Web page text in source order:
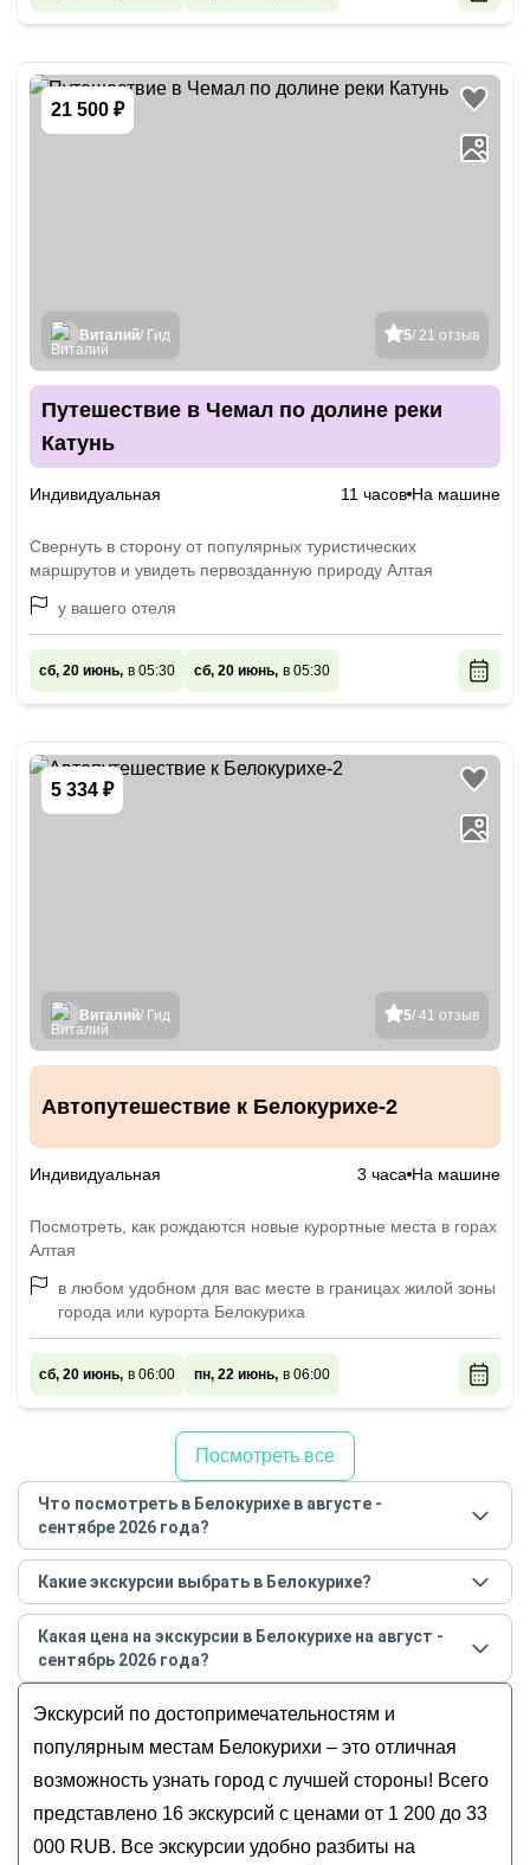
21 500 ₽
5/ 21 отзыв
Виталий/ Гид
Путешествие в Чемал по долине реки
Катунь
Индивидуальная 11 часов На машине
Свернуть в сторону от популярных туристических
маршрутов и увидеть первозданную природу Алтая
у вашего отеля
сб, 20 июнь, в 05:30 сб, 20 июнь, в 05:30
5 334 ₽
5/ 41 отзыв
Виталий/ Гид
Автопутешествие к Белокурихе-2
Индивидуальная 3 часа На машине
Посмотреть, как рождаются новые курортные места в горах
Алтая
в любом удобном для вас месте в границах жилой зоны
города или курорта Белокуриха
сб, 20 июнь, в 06:00 пн, 22 июнь, в 06:00
Посмотреть все
Что посмотреть в Белокурихе в августе -
сентябре 2026 года?
Самые популярные местав Белокурихев августе -
сентябре 2026года:
Обзорные
История и архитектура
Музеи и искусство
Гастрономические
Для детей
Какие экскурсии выбрать в Белокурихе?
Самые популярные экскурсиив Белокурихев
августе - сентябре 2026года:
Буддистский комплекс и скалы Амбарчики
К вершине горы Круглой, или Плюшевые
пейзажи Алтая
Легенда о Каменном острове: визит в арт-парк
и механический театр
Путешествие в Чемал по долине реки Катунь
Какая цена на экскурсии в Белокурихе на август -
сентябрь 2026 года?
сентябрь 2026года от 1 200до 33 000 RUB
Экскурсий по достопримечательностям и
популярным местам Белокурихи – это отличная
возможность узнать город с лучшей стороны! Всего
представлено 16 экскурсий с ценами от 1 200 до 33
000 RUB. Все экскурсии удобно разбиты на